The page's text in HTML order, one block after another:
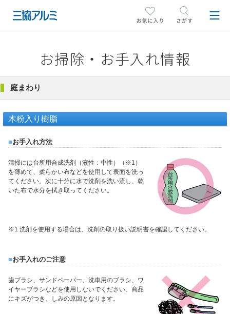
お掃除・お手入れ情報
庭まわり
木粉入り樹脂
■お手入れ方法
清掃には台所用合成洗剤（液性：中性）（※1）
を薄めて、柔らかい布などを使用して表面を洗っ
てください。次に十分に水で洗剤を洗い流し、乾
いた布で水分を拭き取ってください。
※1 洗剤を使用する場合は、洗剤の取り扱い説明書を確認してください。
■お手入れのご注意
歯ブラシ、サンドペーパー、洗車用のブラシ、ワ
イヤーブラシなどを使用しないでください。商品
にキズがつき、しみの原因となります。